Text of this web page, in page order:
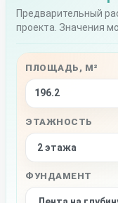
Предварительный
проекта. Значения
ПЛОЩАДЬ, М²
ЭТАЖНОСТЬ
ФУНДАМЕНТ